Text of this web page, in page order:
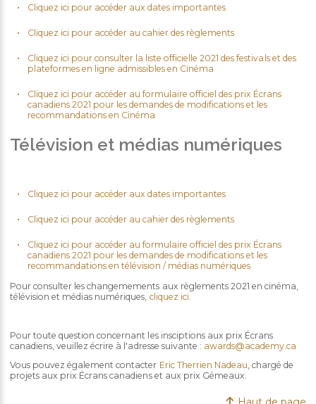
Cliquez ici pour accéder aux dates importantes
Cliquez ici pour accéder au cahier des règlements
Cliquez ici pour consulter la liste officielle 2021 des festivals et des
plateformes en ligne admissibles en Cinéma
Cliquez ici pour accéder au formulaire officiel des prix Écrans
canadiens 2021 pour les demandes de modifications et les
recommandations en Cinéma
Télévision et médias numériques
Cliquez ici pour accéder aux dates importantes
Cliquez ici pour accéder au cahier des règlements
Cliquez ici pour accéder au formulaire officiel des prix Écrans
canadiens 2021 pour les demandes de modifications et les
recommandations en télévision / médias numériques
Pour consulter les changemements aux règlements 2021 en cinéma,
télévision et médias numériques, cliquez ici.
Pour toute question concernant les insciptions aux prix Écrans
canadiens, veuillez écrire à l'adresse suivante : awards@academy.ca
Vous pouvez également contacter Eric Therrien Nadeau , chargé de
projets aux prix Écrans canadiens et aux prix Gémeaux.